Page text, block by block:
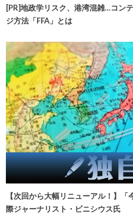
[PR]地政学リスク、港湾混雑…コン
ジ方法「FFA」とは
【次回から大幅リニューアル！】
際ジャーナリスト・ビニシウス氏